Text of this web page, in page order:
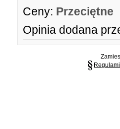
Ceny: Przeciętne
Opinia dodana